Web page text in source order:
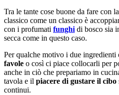
Tra le tante cose buone da fare con la
classico come un classico è
con i profumati funghidi bosco sia
secca come in questo caso.
Per qualche motivo i due ingredienti
favole o così ci piace collocarli per
anche in ciò che prepariamo in
tavola e il piacere di gustare il cibo
continui.